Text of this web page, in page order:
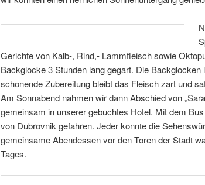
Gerichte von Kalb-, Rind,- Lammfleisch sowie
Backglocke 3 Stunden lang gegart. Die
schonende Zubereitung bleibt das Fleisch zart und
Am Sonnabend nahmen wir dann Abschied von
gemeinsam in unserer gebuchtes Hotel. Mit dem
von Dubrovnik gefahren. Jeder konnte die
gemeinsame Abendessen vor den Toren der Stadt
Tages.